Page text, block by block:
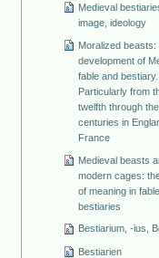
Medieval
image, ideology
Moralized beasts:
development of
fable and bestiary.
Particularly from
twelfth through
centuries in
France
Medieval beasts
modern cages:
of meaning in
bestiaries
Bestiarium, -ius,
Bestiarien